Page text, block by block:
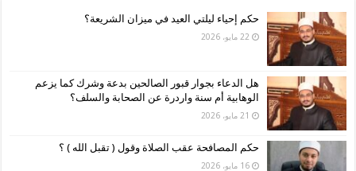
حكم إحياء ليلتي العيد في ميزان الشريعة؟
22 مايو، 2026
هل الدعاء بجوار قبور الصالحين بدعة وشرك كما يزعم
الوهابية أم سنة واردرة عن الصحابة والسلف؟
21 مايو، 2026
حكم المصافحة عقب الصلاة وقول ( تقبل الله ) ؟
16 مايو، 2026